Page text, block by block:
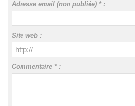
Adresse email (non publiée) * :
Site web :
Commentaire * :